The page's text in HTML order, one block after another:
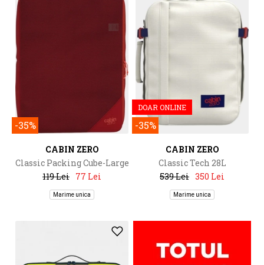
-35%
CABIN ZERO
Classic Packing Cube-Large
119 Lei 77 Lei
Marime unica
DOAR ONLINE
-35%
CABIN ZERO
Classic Tech 28L
539 Lei 350 Lei
Marime unica